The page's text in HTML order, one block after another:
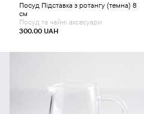
Посуд Підставка з ротангу (темна) 8
см
300.00 UAH
Посуд та чайні аксесуари